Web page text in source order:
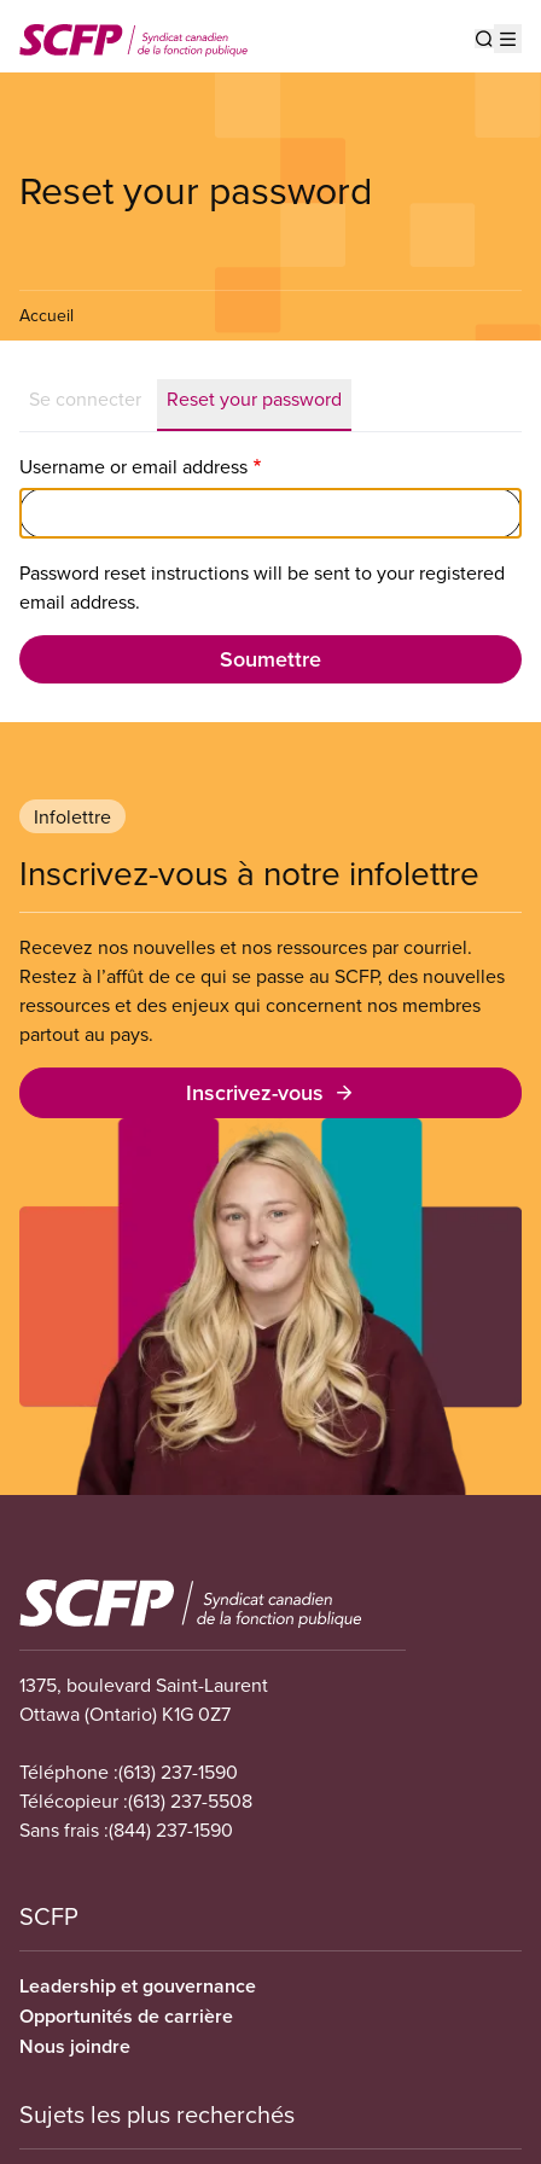
au
contenu
Reset your password
Accueil
Onglets
principaux
Se connecter Reset your password
Username or email address
Password reset instructions will be sent to your registered
email address.
Infolettre
Inscrivez-vous à notre infolettre
Recevez nos nouvelles et nos ressources par courriel.
Restez à l’affût de ce qui se passe au SCFP, des nouvelles
ressources et des enjeux qui concernent nos membres
partout au pays.
Inscrivez-vous
Image
1375, boulevard Saint-Laurent
Ottawa (Ontario) K1G 0Z7
Téléphone :(613) 237-1590
Télécopieur :(613) 237-5508
Sans frais :(844) 237-1590
SCFP
Leadership et gouvernance
Opportunités de carrière
Nous joindre
Sujets les plus recherchés